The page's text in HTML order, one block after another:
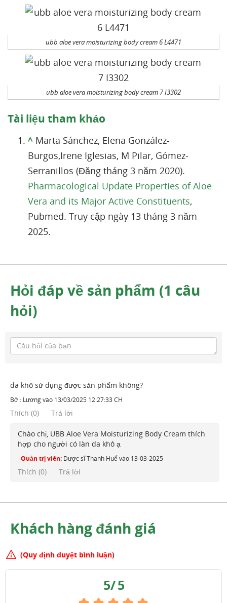
ubb aloe vera moisturizing body cream 6 L4471
ubb aloe vera moisturizing body cream 7 I3302
Tài liệu tham khảo
^ Marta Sánchez, Elena González-
Burgos,Irene Iglesias, M Pilar, Gómez-
Serranillos (Đăng tháng 3 năm 2020).
Pharmacological Update Properties of Aloe
Vera and its Major Active Constituents,
Pubmed. Truy cập ngày 13 tháng 3 năm
2025.
Hỏi đáp về sản phẩm (1 câu
hỏi)
da khô sử dụng được sản phẩm không?
Bởi: Lươngvào 13/03/2025 12:27:33 CH
Thích (0) Trả lời
Chào chị, UBB Aloe Vera Moisturizing Body Cream thích
hợp cho người có làn da khô ạ
Quản trị viên: Dược sĩ Thanh Huếvào 13-03-2025
Thích (0) Trả lời
Khách hàng đánh giá
(Quy định duyệt bình luận)
5/5